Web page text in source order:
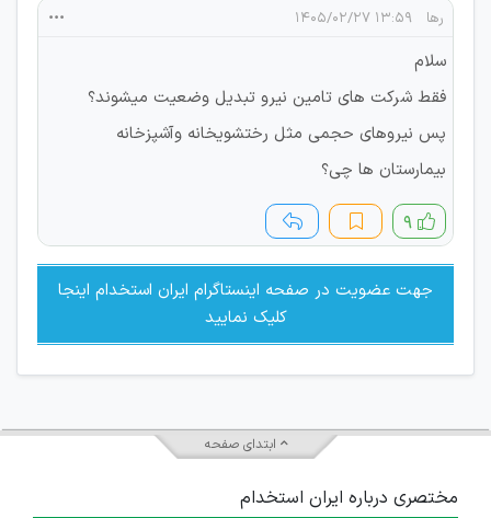
رها ۱۳:۵۹ ۱۴۰۵/۰۲/۲۷
سلام
فقط شرکت های تامین نیرو تبدیل وضعیت میشوند؟
پس نیروهای حجمی مثل رختشویخانه وآشپزخانه
بیمارستان ها چی؟
۹
جهت عضویت در صفحه اینستاگرام ایران استخدام اینجا
کلیک نمایید
ابتدای صفحه
مختصری درباره ایران استخدام